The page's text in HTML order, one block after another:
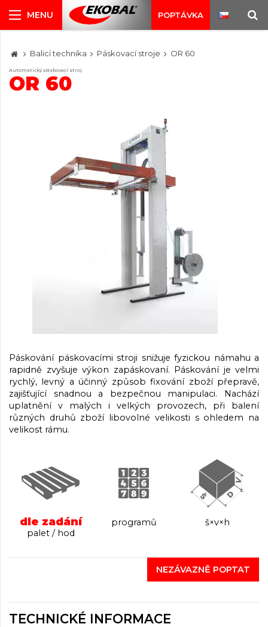
POPTÁVKA
Balicí technika Páskovací stroje OR 60
Automatický páskovací stroj
OR 60
Páskování páskovacími stroji snižuje fyzickou námahu a
rapidně zvyšuje výkon zapáskovaní. Páskování je velmi
rychlý, levný a účinný způsob fixování zboží přepravě,
zajišťující snadnou a bezpečnou manipulaci. Nachází
uplatnění v malých i velkých provozech, při balení
různých druhů zboží libovolné velikosti s ohledem na
velikost rámu.
dle zadání
palet / hod
programů š×v×h
NEZÁVAZNĚ POPTAT
TECHNICKÉ INFORMACE